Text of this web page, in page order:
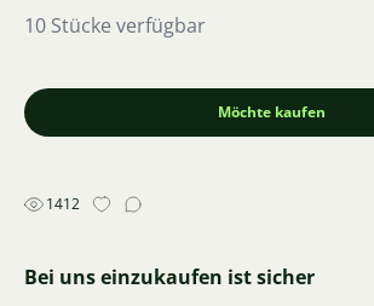
10 Stücke verfügbar
Möchte kaufen
1412
Bei uns einzukaufen ist sicher